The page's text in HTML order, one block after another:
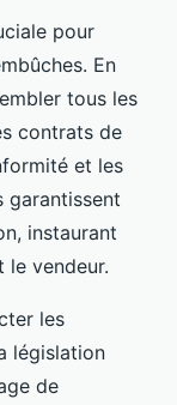
pour
En
tous les
contrats de
et les
garantissent
instaurant
le vendeur.
les
législation
de